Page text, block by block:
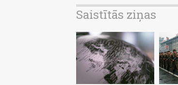
Saistītās ziņas